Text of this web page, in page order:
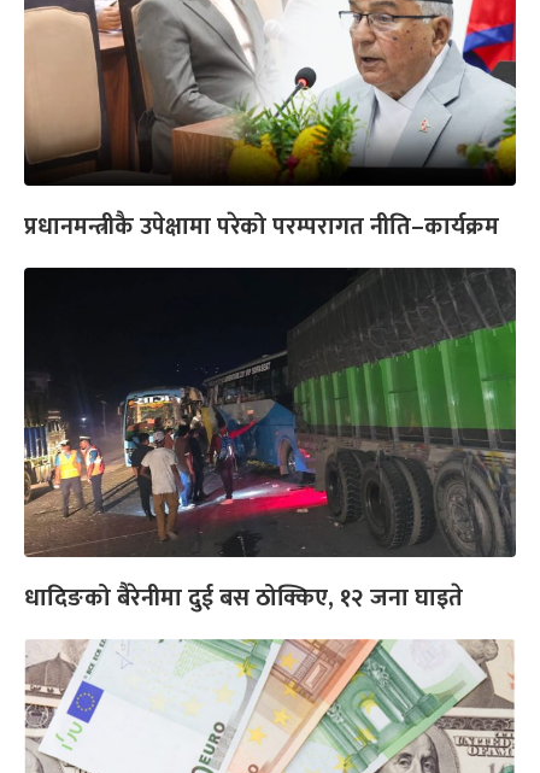
प्रधानमन्त्रीकै उपेक्षामा परेको परम्परागत नीति–कार्यक्रम
धादिङको बैरेनीमा दुई बस ठोक्किए, १२ जना घाइते